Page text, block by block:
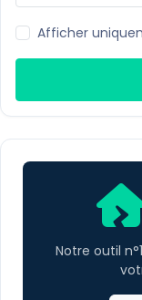
Afficher
Notre outil